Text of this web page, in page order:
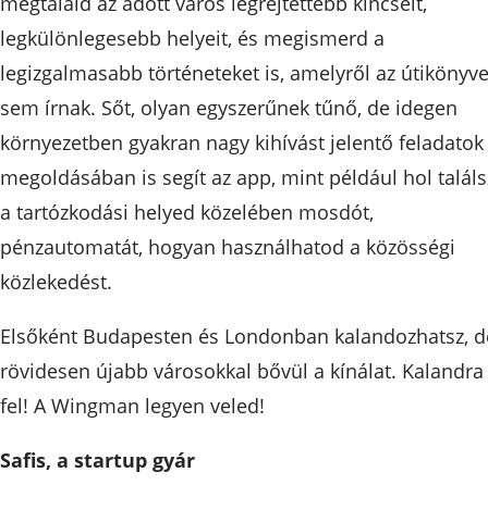
legkülönlegesebb helyeit, és megismerd a
legizgalmasabb történeteket is, amelyről az
sem írnak. Sőt, olyan egyszerűnek tűnő, de idegen
környezetben gyakran nagy kihívást jelentő feladatok
megoldásában is segít az app, mint például hol
a tartózkodási helyed közelében mosdót,
pénzautomatát, hogyan használhatod a közösségi
közlekedést.
Elsőként Budapesten és Londonban kalandozhatsz,
rövidesen újabb városokkal bővül a kínálat. Kalandra
fel! A Wingman legyen veled!
Safis, a startup gyár